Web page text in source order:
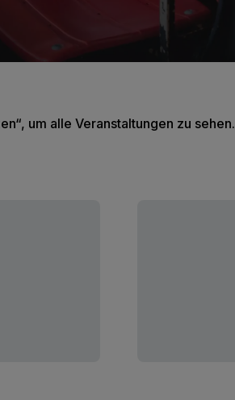
um alle Veranstaltungen zu sehen.